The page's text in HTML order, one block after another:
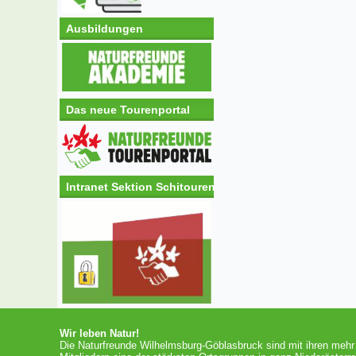
Ausbildungen
Das neue Tourenportal
Intranet Sektion Schitouren
Wir leben Natur!
Die Naturfreunde Wilhelmsburg-Göblasbruck sind mit ihren